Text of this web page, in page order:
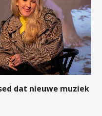
dat nieuwe muziek